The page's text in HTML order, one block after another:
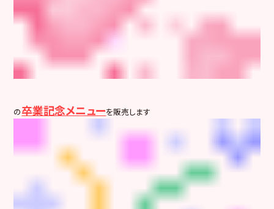
の卒業記念メニューを販売します